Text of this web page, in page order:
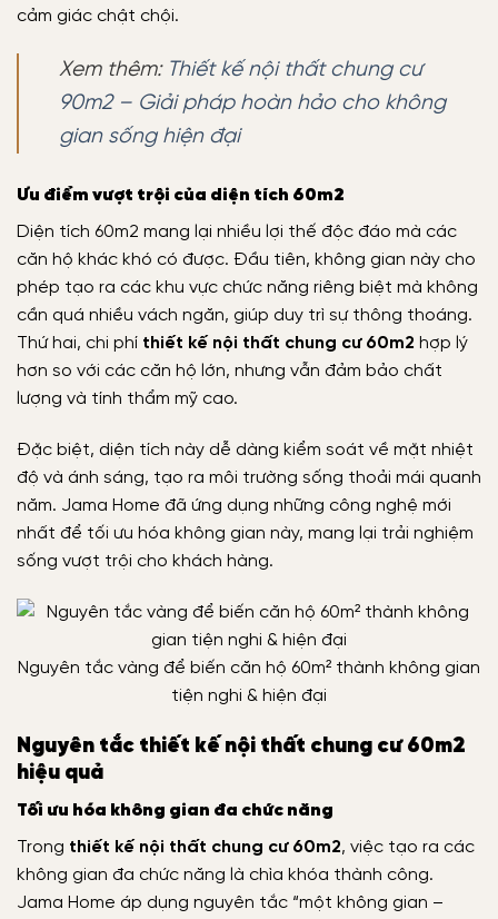
cảm giác chật chội.
Xem thêm: Thiết kế nội thất chung cư
90m2 – Giải pháp hoàn hảo cho không
gian sống hiện đại
Ưu điểm vượt trội của diện tích 60m2
Diện tích 60m2 mang lại nhiều lợi thế độc đáo mà các
căn hộ khác khó có được. Đầu tiên, không gian này cho
phép tạo ra các khu vực chức năng riêng biệt mà không
cần quá nhiều vách ngăn, giúp duy trì sự thông thoáng.
Thứ hai, chi phí thiết kế nội thất chung cư 60m2 hợp lý
hơn so với các căn hộ lớn, nhưng vẫn đảm bảo chất
lượng và tính thẩm mỹ cao.
Đặc biệt, diện tích này dễ dàng kiểm soát về mặt nhiệt
độ và ánh sáng, tạo ra môi trường sống thoải mái quanh
năm. Jama Home đã ứng dụng những công nghệ mới
nhất để tối ưu hóa không gian này, mang lại trải nghiệm
sống vượt trội cho khách hàng.
Nguyên tắc vàng để biến căn hộ 60m² thành không gian
tiện nghi & hiện đại
Nguyên tắc thiết kế nội thất chung cư 60m2
hiệu quả
Tối ưu hóa không gian đa chức năng
Trong thiết kế nội thất chung cư 60m2, việc tạo ra các
không gian đa chức năng là chìa khóa thành công.
Jama Home áp dụng nguyên tắc “một không gian –